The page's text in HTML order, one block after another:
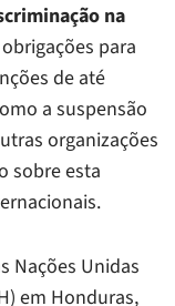
na
para
de até
a suspensão
organizações
sobre esta
Nações Unidas
em Honduras,